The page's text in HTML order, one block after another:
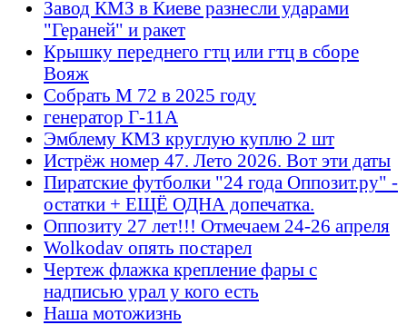
Завод КМЗ в Киеве разнесли ударами
"Гераней" и ракет
Крышку переднего гтц или гтц в сборе
Вояж
Собрать М 72 в 2025 году
генератор Г-11А
Эмблему КМЗ круглую куплю 2 шт
Истрёж номер 47. Лето 2026. Вот эти даты
Пиратские футболки "24 года Оппозит.ру" -
остатки + ЕЩЁ ОДНА допечатка.
Оппозиту 27 лет!!! Отмечаем 24-26 апреля
Wolkodav опять постарел
Чертеж флажка крепление фары с
надписью урал у кого есть
Наша мотожизнь